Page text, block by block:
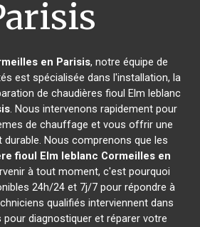
en Parisis, notre équipe de
est spécialisée dans l'installation, la
de chaudières fioul Elm leblanc
. Nous intervenons rapidement pour
de chauffage et vous offrir une
Nous comprenons que les
fioul Elm leblanc Cormeilles en
à tout moment, c'est pourquoi
24h/24 et 7j/7 pour répondre à
qualifiés interviennent dans
pour diagnostiquer et réparer votre